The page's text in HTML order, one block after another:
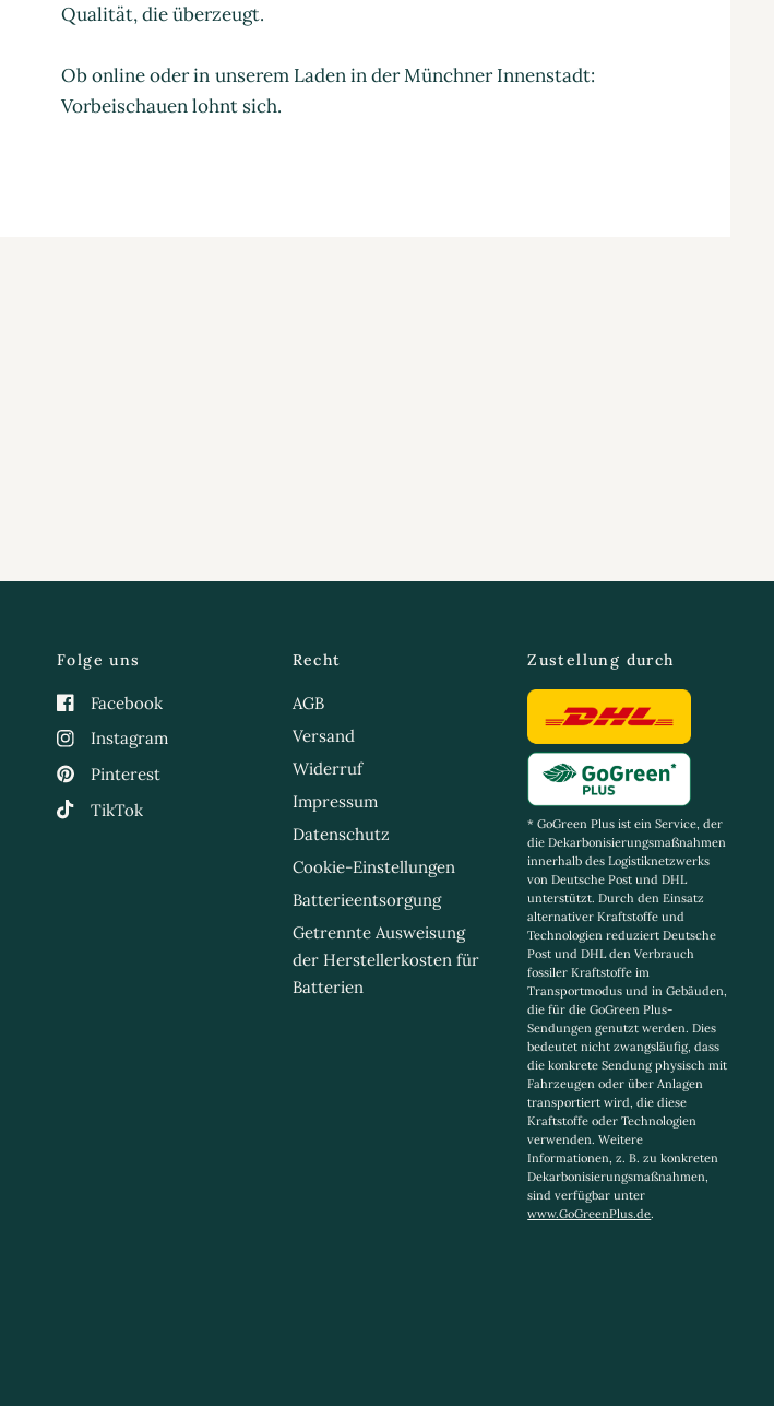
Qualität, die überzeugt.
Ob online oder in unserem Laden in der Münchner Innenstadt:
Vorbeischauen lohnt sich.
Folge uns
Facebook
Instagram
Pinterest
TikTok
Recht
AGB
Versand
Widerruf
Impressum
Datenschutz
Cookie-Einstellungen
Batterieentsorgung
Getrennte Ausweisung
der Herstellerkosten für
Batterien
Zustellung durch
* GoGreen Plus ist ein Service, der
die Dekarbonisierungsmaßnahmen
innerhalb des Logistiknetzwerks
von Deutsche Post und DHL
unterstützt. Durch den Einsatz
alternativer Kraftstoffe und
Technologien reduziert Deutsche
Post und DHL den Verbrauch
fossiler Kraftstoffe im
Transportmodus und in Gebäuden,
die für die GoGreen Plus-
Sendungen genutzt werden. Dies
bedeutet nicht zwangsläufig, dass
die konkrete Sendung physisch mit
Fahrzeugen oder über Anlagen
transportiert wird, die diese
Kraftstoffe oder Technologien
verwenden. Weitere
Informationen, z. B. zu konkreten
Dekarbonisierungsmaßnahmen,
sind verfügbar unter
www.GoGreenPlus.de.